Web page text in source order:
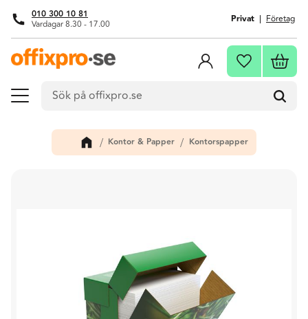
Meny
010 300 10 81
Vardagar 8.30 - 17.00 Privat Företag
Favoriter
Kontor & Papper Kontorspapper